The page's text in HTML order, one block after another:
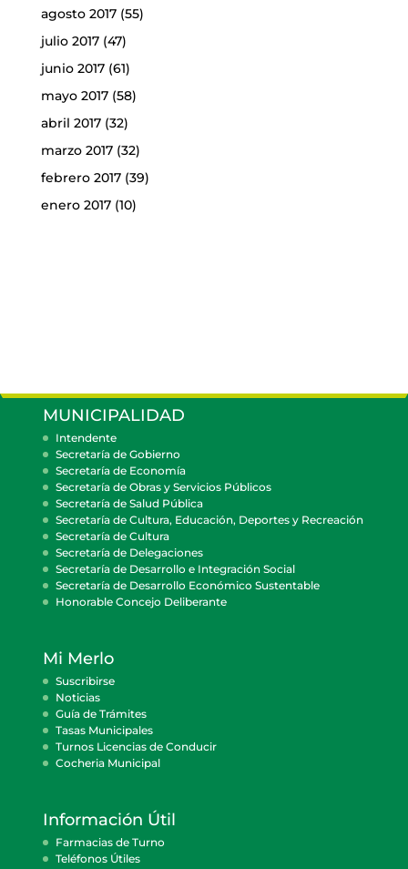
agosto 2017(55)
julio 2017(47)
junio 2017(61)
mayo 2017(58)
abril 2017(32)
marzo 2017(32)
febrero 2017(39)
enero 2017(10)
MUNICIPALIDAD
Intendente
Secretaría de Gobierno
Secretaría de Economía
Secretaría de Obras y Servicios Públicos
Secretaría de Salud Pública
Secretaría de Cultura, Educación, Deportes y Recreación
Secretaría de Cultura
Secretaría de Delegaciones
Secretaría de Desarrollo e Integración Social
Secretaría de Desarrollo Económico Sustentable
Honorable Concejo Deliberante
Mi Merlo
Suscribirse
Noticias
Guía de Trámites
Tasas Municipales
Turnos Licencias de Conducir
Cocheria Municipal
Información Útil
Farmacias de Turno
Teléfonos Útiles